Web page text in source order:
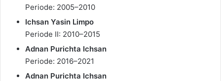
Periode: 2005–2010
Ichsan Yasin Limpo
Periode II: 2010–2015
Adnan Purichta Ichsan
Periode: 2016–2021
Adnan Purichta Ichsan